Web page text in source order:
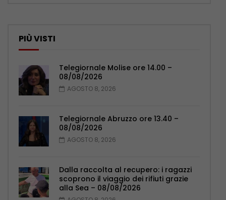
PIÙ VISTI
Telegiornale Molise ore 14.00 –
08/08/2026
AGOSTO 8, 2026
Telegiornale Abruzzo ore 13.40 –
08/08/2026
AGOSTO 8, 2026
Dalla raccolta al recupero: i ragazzi
scoprono il viaggio dei rifiuti grazie
alla Sea – 08/08/2026